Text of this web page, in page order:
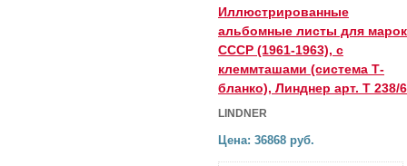
Иллюстрированные
альбомные листы для марок
СССР (1961-1963), с
клеммташами (система Т-
бланко), Линднер арт. Т 238/
LINDNER
Цена: 36868 руб.